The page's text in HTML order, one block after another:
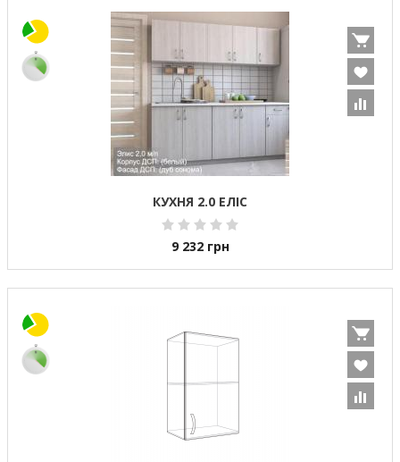
КУХНЯ 2.0 ЕЛІС
9 232 грн